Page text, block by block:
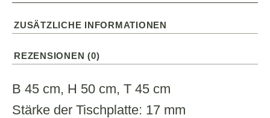
ZUSÄTZLICHE INFORMATIONEN
REZENSIONEN (0)
B 45 cm, H 50 cm, T 45 cm
Stärke der Tischplatte: 17 mm